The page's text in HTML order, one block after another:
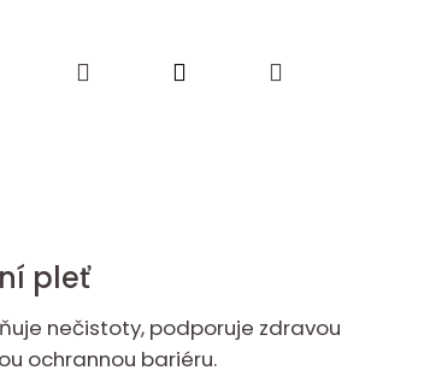
Přihlášení
pleť
nečistoty, podporuje zdravou
ochrannou bariéru.